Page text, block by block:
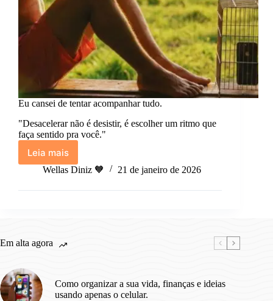
Eu cansei de tentar acompanhar tudo.
"Desacelerar não é desistir, é escolher um ritmo que
faça sentido pra você."
Leia mais
Eu
cansei
tentar
Wellas Diniz 🧡 21 de janeiro de 2026
Em alta agora
Como organizar a sua vida, finanças e ideias
usando apenas o celular.